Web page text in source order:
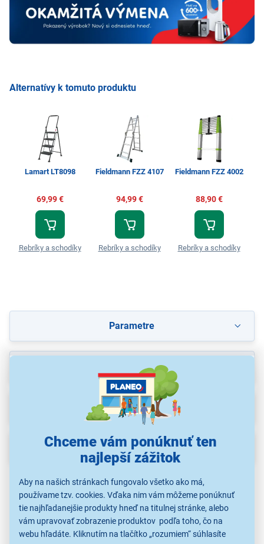
Chceme vám ponúknuť ten
najlepší zážitok
Aby na našich stránkach fungovalo všetko ako má,
používame tzv. cookies. Vďaka nim vám môžeme ponúknuť
tie najhľadanejšie produkty hneď na titulnej stránke, alebo
vám upravovať zobrazenie produktov podľa toho, čo na
webu hľadáte. Kliknutím na tlačítko „rozumiem“ súhlasíte
Alternatívy k tomuto produktu
Lamart LT8098
69,99 €
Rebríky a schodíky
Fieldmann FZZ 4107
94,99 €
Rebríky a schodíky
Fieldmann FZZ 4002
88,90 €
Rebríky a schodíky
Popis
Parametre
(3)
Na stiahnutie